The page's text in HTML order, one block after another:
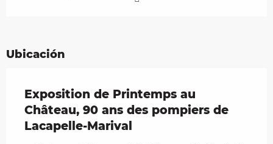
Ubicación
Exposition de Printemps au
Château, 90 ans des pompiers de
Lacapelle-Marival